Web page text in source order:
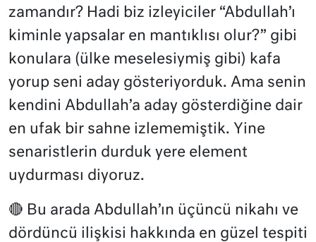
zamandır? Hadi biz izleyiciler “Abdullah’ı
kiminle yapsalar en mantıklısı olur?” gibi
konulara (ülke meselesiymiş gibi) kafa
yorup seni aday gösteriyorduk. Ama senin
kendini Abdullah’a aday gösterdiğine dair
en ufak bir sahne izlememiştik. Yine
senaristlerin durduk yere element
uydurması diyoruz.
🔴 Bu arada Abdullah’ın üçüncü nikahı ve
dördüncü ilişkisi hakkında en güzel tespiti